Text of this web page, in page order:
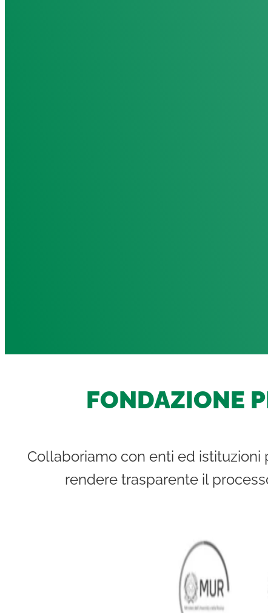
FONDAZIONE
Collaboriamo con enti ed istituzioni
rendere trasparente il